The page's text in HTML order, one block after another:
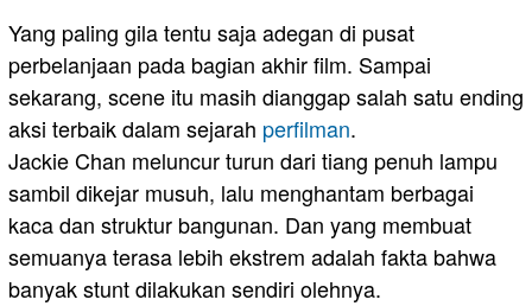
Yang paling gila tentu saja adegan di pusat
perbelanjaan pada bagian akhir film. Sampai
sekarang, scene itu masih dianggap salah satu ending
aksi terbaik dalam sejarah perfilman.
Jackie Chan meluncur turun dari tiang penuh lampu
sambil dikejar musuh, lalu menghantam berbagai
kaca dan struktur bangunan. Dan yang membuat
semuanya terasa lebih ekstrem adalah fakta bahwa
banyak stunt dilakukan sendiri olehnya.